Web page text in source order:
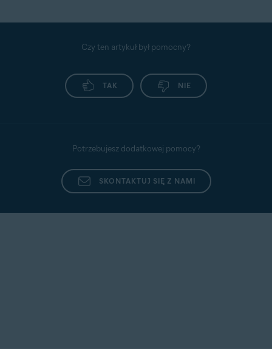
Czy ten artykuł był pomocny?
TAK NIE
Potrzebujesz dodatkowej pomocy?
SKONTAKTUJ SIĘ Z NAMI